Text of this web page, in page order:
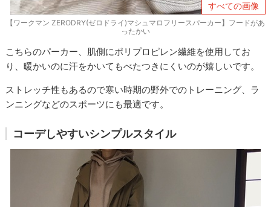
すべての画像
【ワークマン ZERODRY(ゼロドライ)マシュマロフリースパーカー】フードがあ
ったかい
こちらのパーカー、肌側にポリプロピレン繊維を使用してお
り、暖かいのに汗をかいてもべたつきにくいのが嬉しいです。
ストレッチ性もあるので寒い時期の野外でのトレーニング、ラ
ンニングなどのスポーツにも最適です。
コーデしやすいシンプルスタイル